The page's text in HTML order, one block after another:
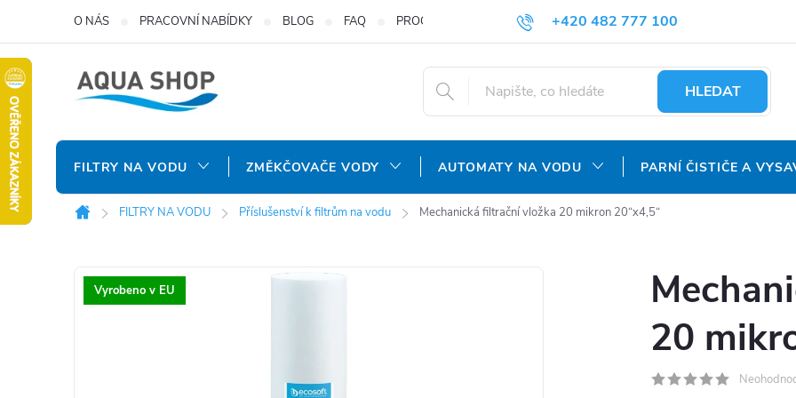
obsah
+420 482 777 100
objednavky@agroaquapro.cz
O NÁS PRACOVNÍ NABÍDKY BLOG FAQ PROČ NAKUPOVAT U NÁS? DOPRAVA A PLATBA
HLEDAT
FILTRY NA VODU ZMĚKČOVAČE VODY AUTOMATY NA VODU PARNÍ ČISTIČE A
Domů
FILTRY NA VODU Příslušenství k filtrům na vodu Mechanická filtrační vložka 20 mikron 20“x4,5“
Vyrobeno v EU
20